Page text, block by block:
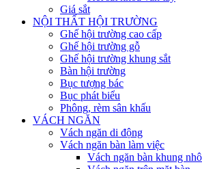
Giá sắt
NỘI THẤT HỘI TRƯỜNG
Ghế hội trường cao cấp
Ghế hội trường gỗ
Ghế hội trường khung sắt
Bàn hội trường
Bục tượng bác
Bục phát biểu
Phông, rèm sân khấu
VÁCH NGĂN
Vách ngăn di động
Vách ngăn bàn làm việc
Vách ngăn bàn khung